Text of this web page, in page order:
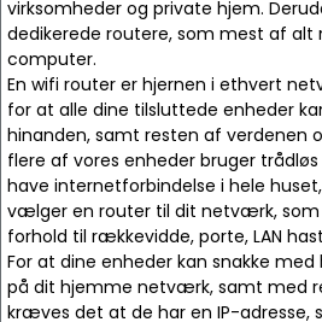
virksomheder og private hjem.
dedikerede routere, som mest af alt
computer.
En wifi router er hjernen i ethvert
for at alle dine tilsluttede enheder
hinanden, samt resten af verdenen
flere af vores enheder bruger
have internetforbindelse i hele
vælger en router til dit netværk, som
forhold til rækkevidde, porte, LAN
For at dine enheder kan snakke
på dit hjemme netværk, samt med
kræves det at de har en IP-adresse,